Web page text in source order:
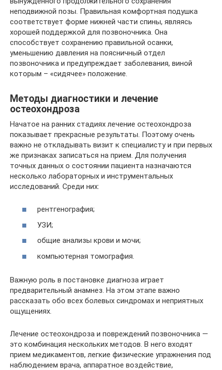
неподвижной позы. Правильная комфортная подушка
соответствует форме нижней части спины, являясь
хорошей поддержкой для позвоночника. Она
способствует сохранению правильной осанки,
уменьшению давления на поясничный отдел
позвоночника и предупреждает заболевания, виной
которым – «сидячее» положение.
Методы диагностики и лечение
остеохондроза
Начатое на ранних стадиях лечение остеохондроза
показывает прекрасные результаты. Поэтому очень
важно не откладывать визит к специалисту и при первых
же признаках записаться на прием. Для получения
точных данных о состоянии пациента назначаются
несколько лабораторных и инструментальных
исследований. Среди них:
рентгенография;
УЗИ;
общие анализы крови и мочи;
компьютерная томография.
Важную роль в постановке диагноза играет
предварительный анамнез. На этом этапе важно
рассказать обо всех болевых синдромах и неприятных
ощущениях.
Лечение остеохондроза и повреждений позвоночника —
это комбинация нескольких методов. В него входят
прием медикаментов, легкие физические упражнения под
наблюдением врача, аппаратное воздействие,